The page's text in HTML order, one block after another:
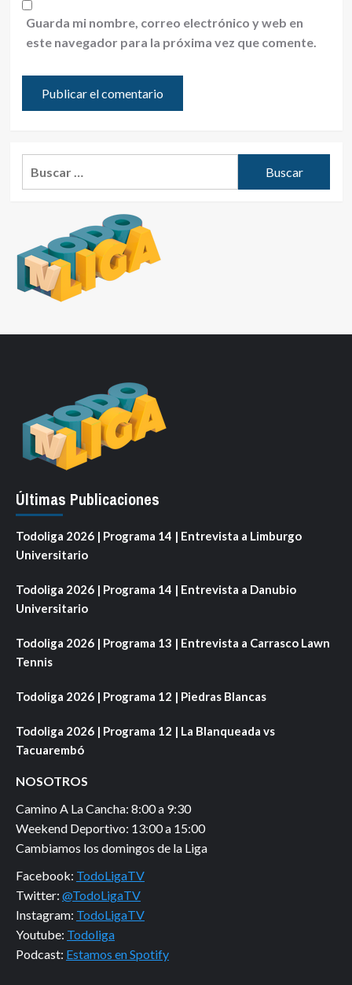
Guarda mi nombre, correo electrónico y web en
este navegador para la próxima vez que comente.
Últimas Publicaciones
Todoliga 2026 | Programa 14 | Entrevista a Limburgo
Universitario
Todoliga 2026 | Programa 14 | Entrevista a Danubio
Universitario
Todoliga 2026 | Programa 13 | Entrevista a Carrasco Lawn
Tennis
Todoliga 2026 | Programa 12 | Piedras Blancas
Todoliga 2026 | Programa 12 | La Blanqueada vs
Tacuarembó
NOSOTROS
Camino A La Cancha: 8:00 a 9:30
Weekend Deportivo: 13:00 a 15:00
Cambiamos los domingos de la Liga
Facebook: TodoLigaTV
Twitter: @TodoLigaTV
Instagram: TodoLigaTV
Youtube: Todoliga
Podcast: Estamos en Spotify